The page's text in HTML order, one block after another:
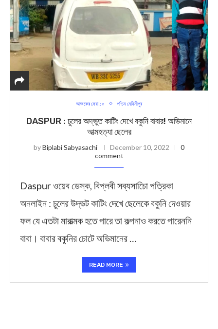
আজকের সেরা ১০ পশ্চিম মেদিনীপুর
DASPUR : চুলের অদ্ভুত কাটিং দেখে বকুনি বাবার! অভিমানে
আত্মহত্যা ছেলের
byBiplabi Sabyasachi December 10, 2022
0
comment
Daspur ওয়েব ডেস্ক, বিপ্লবী সব্যসাচিো পত্রিকা
অনলাইন : চুলের উদ্ভট কাটিং দেখে ছেলেকে বকুনি দেওয়ার
ফল যে এতটা মারাত্মক হতে পারে তা কল্পনাও করতে পারেননি
বাবা। বাবার বকুনির চোটে অভিমানের …
READ MORE